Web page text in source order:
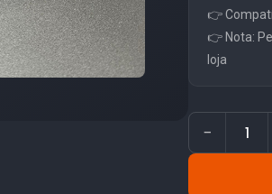
👉
👉 Nota:
loja
−